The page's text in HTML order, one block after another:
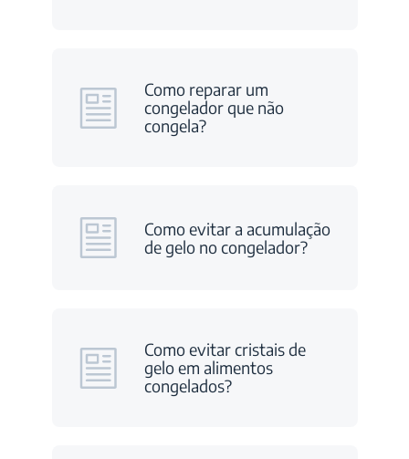
Como reparar um
congelador que não
congela?
Como evitar a acumulação
de gelo no congelador?
Como evitar cristais de
gelo em alimentos
congelados?